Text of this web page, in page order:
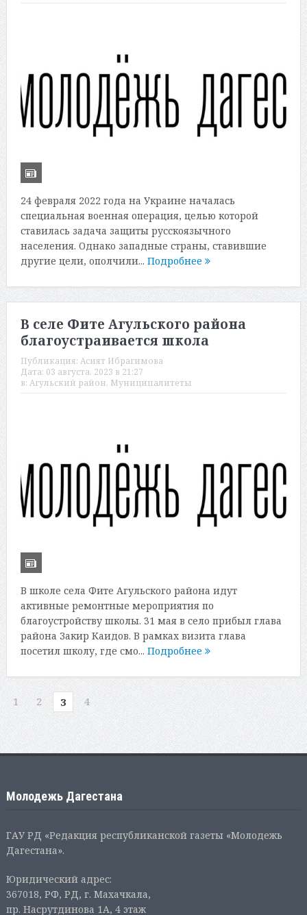
24 февраля 2022 года на Украине началась
специальная военная операция, целью которой
ставилась задача защиты русскоязычного
населения. Однако западные страны, ставившие
другие цели, ополчили... Подробнее
В селе Фите Агульского района
благоустраивается школа
Публикация: Асият Ибрагимова
Дата: 03 августа, 2023 в 21:27
в: Агульский район, Муниципалитеты
В школе села Фите Агульского района идут
активные ремонтные мероприятия по
благоустройству школы. 31 мая в село прибыл глава
района Закир Каидов. В рамках визита глава
посетил школу, где смо... Подробнее
1 2 3 4
Молодежь Дагестана
ГАУ РД «Редакция республиканской газеты «Молодежь
Дагестана».
Юридический адрес:
367018, РФ, РД, г. Махачкала,
пр. Насрутдинова 1А, 4 этаж